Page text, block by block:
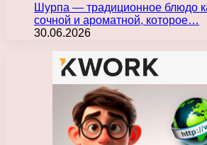
Шурпа — традиционное блюдо
сочной и ароматной, которое…
30.06.2026